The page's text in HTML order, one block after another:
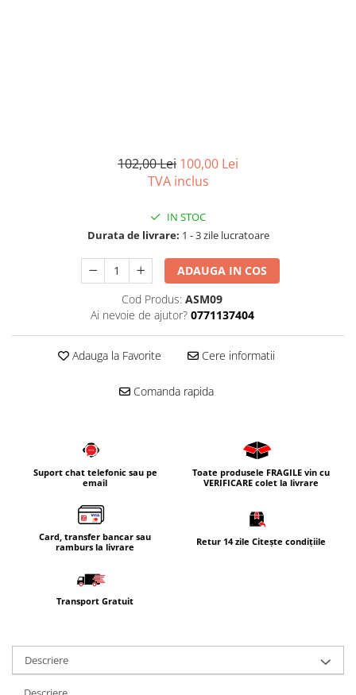
Rezervoare aparente
Seturi de mobilier si lavoar
Oglinzi baie si corpuri iluminat
Corpuri iluminat
Mobilier Lavoar baie
Dulapuri de baie
Rafturi incastrate
Accesorii pentru mobila
Baterii baie
Baterii bideu si dus igienic
102,00 Lei 100,00 Lei
TVA inclus
IN STOC
Durata de livrare: 1 - 3 zile lucratoare
ADAUGA IN COS
Cod Produs: ASM09
Ai nevoie de ajutor? 0771137404
Adauga la Favorite Cere informatii
Comanda rapida
Suport chat telefonic sau pe
email
Toate produsele FRAGILE vin cu
VERIFICARE colet la livrare
Card, transfer bancar sau
ramburs la livrare
Retur 14 zile Citește condițiile
Transport Gratuit
Descriere